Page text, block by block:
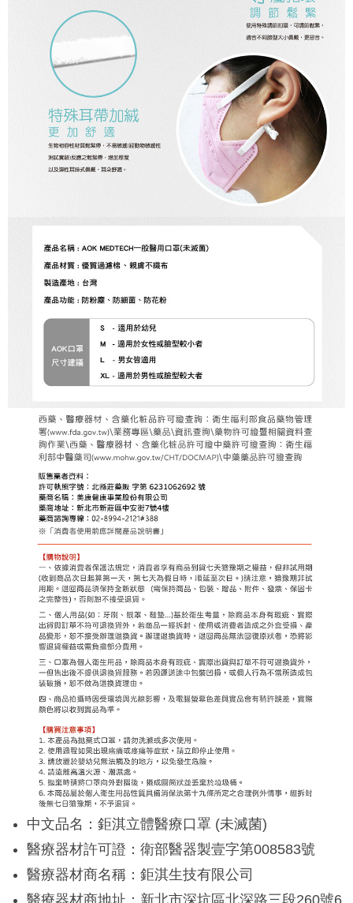
中文品名：鉅淇立體醫療口罩 (未滅菌)
醫療器材許可證：衛部醫器製壹字第008583號
醫療器材商名稱：鉅淇生技有限公司